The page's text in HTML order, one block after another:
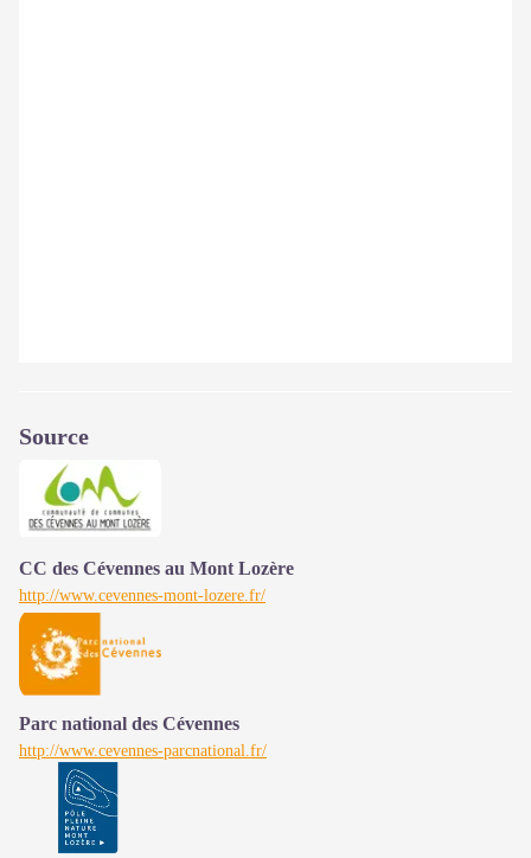
Source
CC des Cévennes au Mont Lozère
http://www.cevennes-mont-lozere.fr/
Parc national des Cévennes
http://www.cevennes-parcnational.fr/